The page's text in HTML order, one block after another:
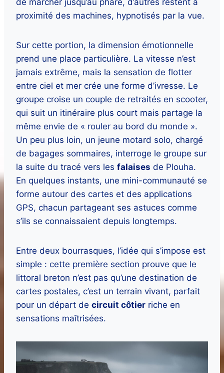
de marcher jusqu’au phare, d’autres restent à
proximité des machines, hypnotisés par la vue.
Sur cette portion, la dimension émotionnelle
prend une place particulière. La vitesse n’est
jamais extrême, mais la sensation de flotter
entre ciel et mer crée une forme d’ivresse. Le
groupe croise un couple de retraités en scooter,
qui suit un itinéraire plus court mais partage la
même envie de « rouler au bord du monde ».
Un peu plus loin, un jeune motard solo, chargé
de bagages sommaires, interroge le groupe sur
la suite du tracé vers les falaises de Plouha.
En quelques instants, une mini-communauté se
forme autour des cartes et des applications
GPS, chacun partageant ses astuces comme
s’ils se connaissaient depuis longtemps.
Entre deux bourrasques, l’idée qui s’impose est
simple : cette première section prouve que le
littoral breton n’est pas qu’une destination de
cartes postales, c’est un terrain vivant, parfait
pour un départ de circuit côtier riche en
sensations maîtrisées.